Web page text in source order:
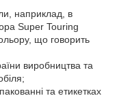
наприклад, в
Super Touring
що говорить
виробництва та
та етикетках